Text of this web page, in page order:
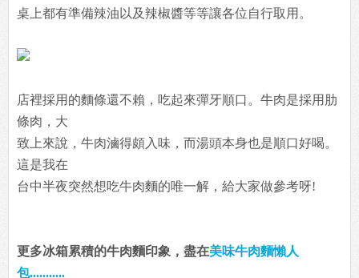
桌上都有準備辣油以及辣椒醬等等讓各位自行取用。
店裡採用的麵條還不賴，吃起來彈牙順口。牛肉是採用肋
條肉，大
致上來說，牛肉滷得頗入味，而湯頭本身也是順口好喝。
這是我在
台中半夜突然想吃牛肉麵的唯一解，給大家做參考呀!
更多冰箱累積的牛肉麵印象，盡在美味牛肉麵懶人
包...........